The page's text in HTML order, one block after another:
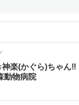
楽(かぐら)ちゃん
動物病院